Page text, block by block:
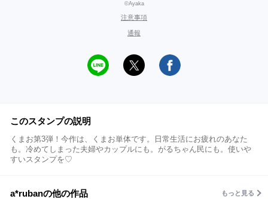
©Ayaka
注意事項
通報
このスタンプの説明
くまお第3弾！今作は、くまお単体です。日常生活にお疲れのあなた
も。冷めてしまった夫婦やカップルにも。がるちゃん民にも。使いや
すいスタンプを♡
a*rubanの他の作品 もっと見る